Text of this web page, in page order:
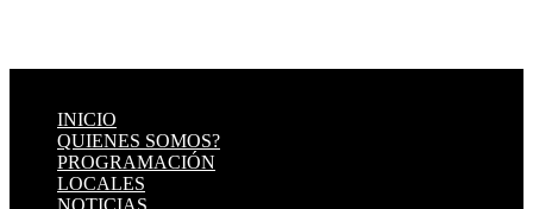
INICIO
QUIENES SOMOS?
PROGRAMACIÓN
LOCALES
NOTICIAS